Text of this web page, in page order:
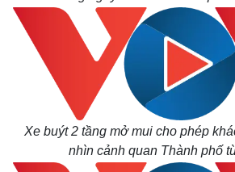
Xe buýt 2 tầng mở mui cho phép
nhìn cảnh quan Thành phố